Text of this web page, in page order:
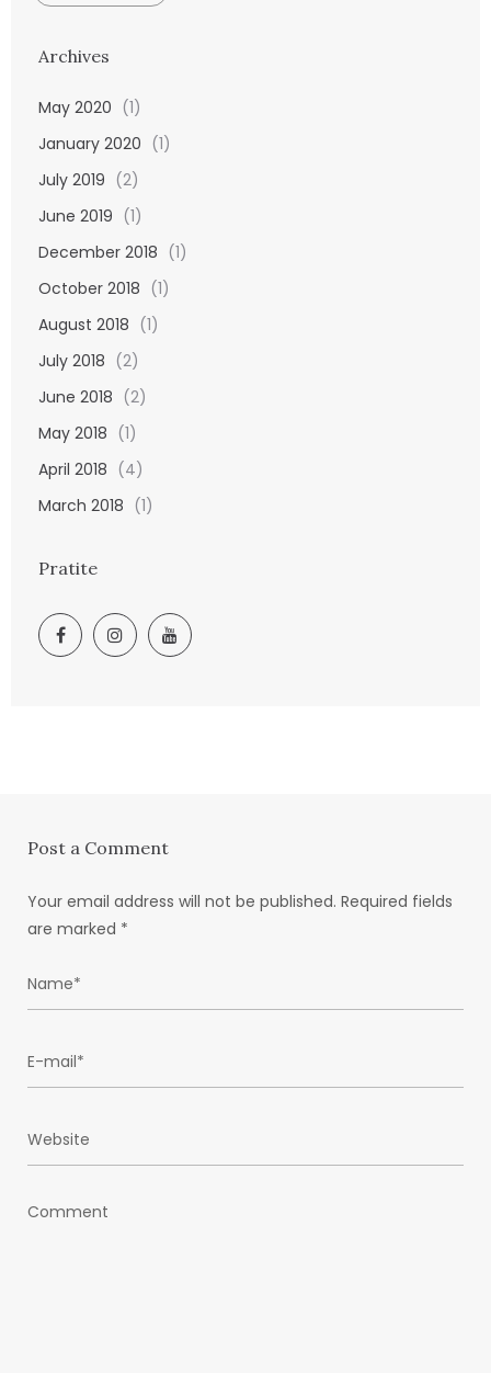
Archives
May 2020 (1)
January 2020 (1)
July 2019 (2)
June 2019 (1)
December 2018 (1)
October 2018 (1)
August 2018 (1)
July 2018 (2)
June 2018 (2)
May 2018 (1)
April 2018 (4)
March 2018 (1)
Pratite
Post a Comment
Your email address will not be published. Required fields
are marked *